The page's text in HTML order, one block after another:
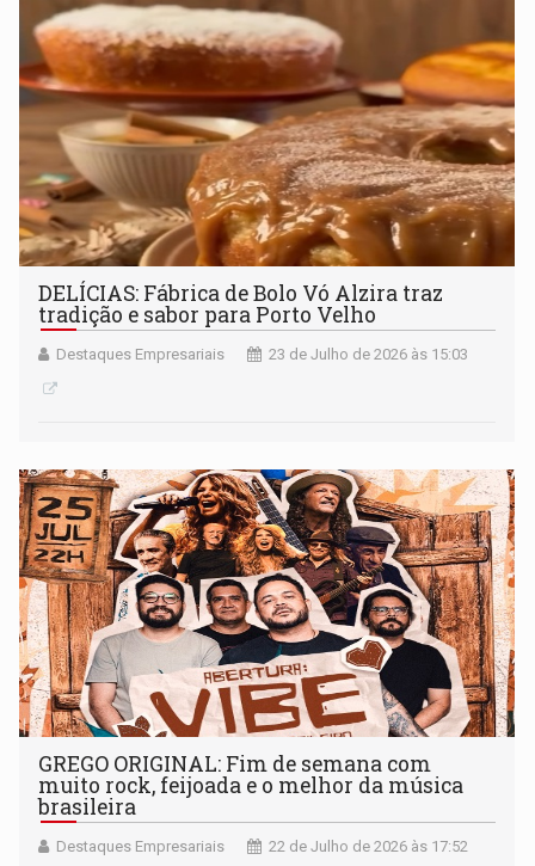
DELÍCIAS: Fábrica de Bolo Vó Alzira traz
tradição e sabor para Porto Velho
Destaques Empresariais 23 de Julho de 2026 às 15:03
GREGO ORIGINAL: Fim de semana com
muito rock, feijoada e o melhor da música
brasileira
Destaques Empresariais 22 de Julho de 2026 às 17:52